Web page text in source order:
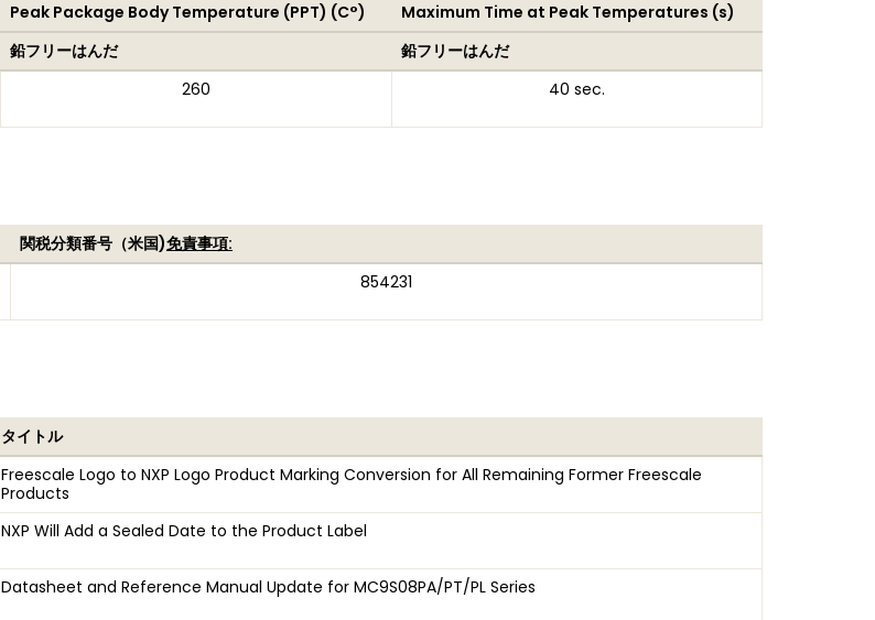
Peak Package Body Temperature (PPT) (C°)
Maximum Time at Peak Temperatures (s)
鉛フリーはんだ
鉛フリーはんだ
260 40 sec.
関税分類番号（米国)免責事項:
854231
タイトル
Freescale Logo to NXP Logo Product Marking Conversion for All Remaining Former Freescale
Products
NXP Will Add a Sealed Date to the Product Label
Datasheet and Reference Manual Update for MC9S08PA/PT/PL Series